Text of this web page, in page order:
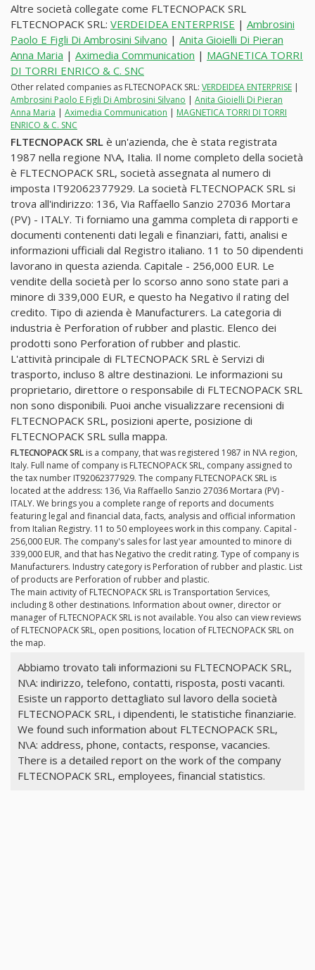
Altre società collegate come FLTECNOPACK SRL
FLTECNOPACK SRL: VERDEIDEA ENTERPRISE | Ambrosini
Paolo E Figli Di Ambrosini Silvano | Anita Gioielli Di Pieran
Anna Maria | Aximedia Communication | MAGNETICA TORRI
DI TORRI ENRICO & C. SNC
Other related companies as FLTECNOPACK SRL: VERDEIDEA ENTERPRISE |
Ambrosini Paolo E Figli Di Ambrosini Silvano | Anita Gioielli Di Pieran
Anna Maria | Aximedia Communication | MAGNETICA TORRI DI TORRI
ENRICO & C. SNC
FLTECNOPACK SRL è un'azienda, che è stata registrata
1987 nella regione N\A, Italia. Il nome completo della società
è FLTECNOPACK SRL, società assegnata al numero di
imposta IT92062377929. La società FLTECNOPACK SRL si
trova all'indirizzo: 136, Via Raffaello Sanzio 27036 Mortara
(PV) - ITALY. Ti forniamo una gamma completa di rapporti e
documenti contenenti dati legali e finanziari, fatti, analisi e
informazioni ufficiali dal Registro italiano. 11 to 50 dipendenti
lavorano in questa azienda. Capitale - 256,000 EUR. Le
vendite della società per lo scorso anno sono state pari a
minore di 339,000 EUR, e questo ha Negativo il rating del
credito. Tipo di azienda è Manufacturers. La categoria di
industria è Perforation of rubber and plastic. Elenco dei
prodotti sono Perforation of rubber and plastic.
L'attività principale di FLTECNOPACK SRL è Servizi di
trasporto, incluso 8 altre destinazioni. Le informazioni su
proprietario, direttore o responsabile di FLTECNOPACK SRL
non sono disponibili. Puoi anche visualizzare recensioni di
FLTECNOPACK SRL, posizioni aperte, posizione di
FLTECNOPACK SRL sulla mappa.
FLTECNOPACK SRL is a company, that was registered 1987 in N\A region,
Italy. Full name of company is FLTECNOPACK SRL, company assigned to
the tax number IT92062377929. The company FLTECNOPACK SRL is
located at the address: 136, Via Raffaello Sanzio 27036 Mortara (PV) -
ITALY. We brings you a complete range of reports and documents
featuring legal and financial data, facts, analysis and official information
from Italian Registry. 11 to 50 employees work in this company. Capital -
256,000 EUR. The company's sales for last year amounted to minore di
339,000 EUR, and that has Negativo the credit rating. Type of company is
Manufacturers. Industry category is Perforation of rubber and plastic. List
of products are Perforation of rubber and plastic.
The main activity of FLTECNOPACK SRL is Transportation Services,
including 8 other destinations. Information about owner, director or
manager of FLTECNOPACK SRL is not available. You also can view reviews
of FLTECNOPACK SRL, open positions, location of FLTECNOPACK SRL on
the map.
Abbiamo trovato tali informazioni su FLTECNOPACK SRL,
N\A: indirizzo, telefono, contatti, risposta, posti vacanti.
Esiste un rapporto dettagliato sul lavoro della società
FLTECNOPACK SRL, i dipendenti, le statistiche finanziarie.
We found such information about FLTECNOPACK SRL,
N\A: address, phone, contacts, response, vacancies.
There is a detailed report on the work of the company
FLTECNOPACK SRL, employees, financial statistics.